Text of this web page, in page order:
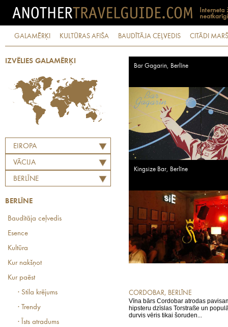
GALAMĒRĶI KULTŪRAS AFIŠA BAUDĪTĀJA CEĻVEDIS CITĀDI
IZVĒLIES GALAMĒRĶI
EIROPA
VĀCIJA
BERLĪNE
BERLĪNE
Baudītāja ceļvedis
Esence
Kultūra
Kur nakšņot
Kur paēst
· Stila krējums
· Trendy
· Īsts atradums
Bar Gagarin, Berlīne
Kingsize Bar, Berlīne
CORDOBAR, BERLĪNE
Vīna bārs Cordobar atrodas
hipsteru dzīslas Torstraße un
durvis vēris tikai šoruden...